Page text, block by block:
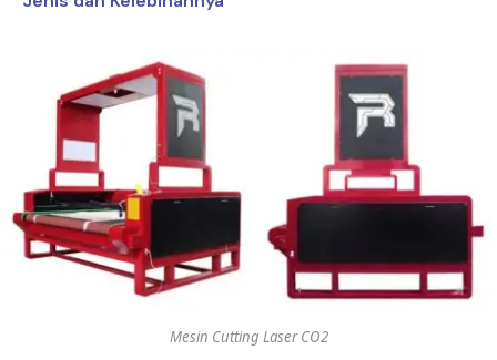
Mesin Cutting Laser CO2